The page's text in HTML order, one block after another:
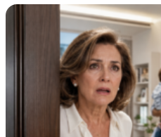
atropellamiento.